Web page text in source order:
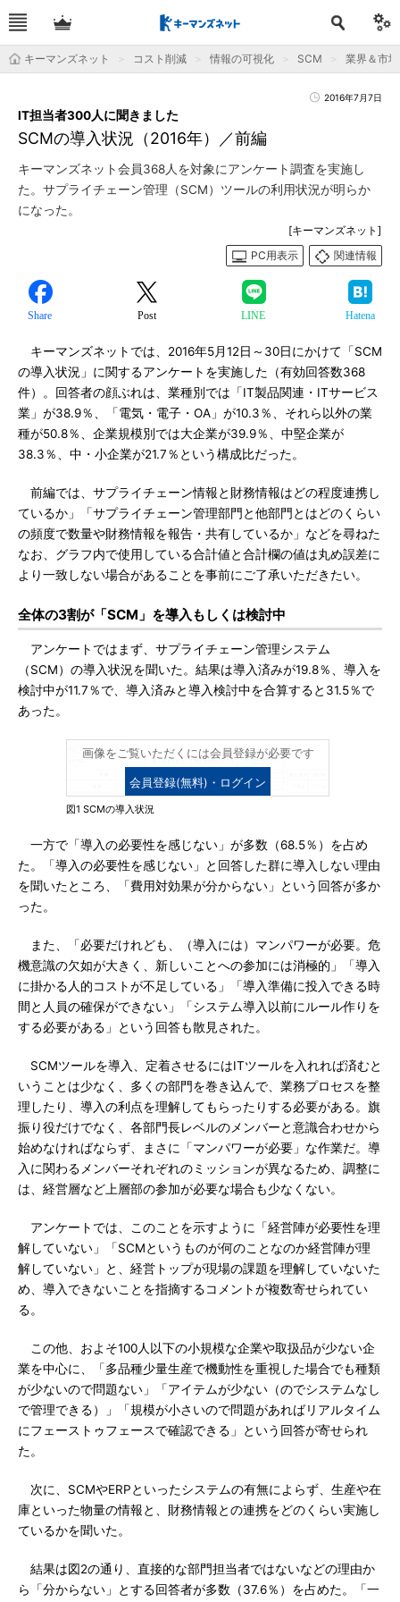
キーマンズネット コスト削減 情報の可視化 SCM 業界＆市
2016年7月7日
SCMの導入状況（2016年）／前編
IT担当者300人に聞きました
キーマンズネット会員368人を対象にアンケート調査を実施し
た。サプライチェーン管理（SCM）ツールの利用状況が明らか
になった。
[キーマンズネット]
PC用表示
関連情報
Share Post LINE Hatena
キーマンズネットでは、2016年5月12日～30日にかけて「SCM
の導入状況」に関するアンケートを実施した（有効回答数368
件）。回答者の顔ぶれは、業種別では「IT製品関連・ITサービス
業」が38.9％、「電気・電子・OA」が10.3％、それら以外の業
種が50.8％、企業規模別では大企業が39.9％、中堅企業が
38.3％、中・小企業が21.7％という構成比だった。
前編では、サプライチェーン情報と財務情報はどの程度連携し
ているか」「サプライチェーン管理部門と他部門とはどのくらい
の頻度で数量や財務情報を報告・共有しているか」などを尋ねた
なお、グラフ内で使用している合計値と合計欄の値は丸め誤差に
より一致しない場合があることを事前にご了承いただきたい。
全体の3割が「SCM」を導入もしくは検討中
アンケートではまず、サプライチェーン管理システム
（SCM）の導入状況を聞いた。結果は導入済みが19.8％、導入を
検討中が11.7％で、導入済みと導入検討中を合算すると31.5％で
あった。
画像をご覧いただくには会員登録が必要です
会員登録(無料)・ログイン
図1 SCMの導入状況
一方で「導入の必要性を感じない」が多数（68.5％）を占め
た。「導入の必要性を感じない」と回答した群に導入しない理由
を聞いたところ、「費用対効果が分からない」という回答が多か
った。
また、「必要だけれども、（導入には）マンパワーが必要。危
機意識の欠如が大きく、新しいことへの参加には消極的」「導入
に掛かる人的コストが不足している」「導入準備に投入できる時
間と人員の確保ができない」「システム導入以前にルール作りを
する必要がある」という回答も散見された。
SCMツールを導入、定着させるにはITツールを入れれば済むと
いうことは少なく、多くの部門を巻き込んで、業務プロセスを整
理したり、導入の利点を理解してもらったりする必要がある。旗
振り役だけでなく、各部門長レベルのメンバーと意識合わせから
始めなければならず、まさに「マンパワーが必要」な作業だ。導
入に関わるメンバーそれぞれのミッションが異なるため、調整に
は、経営層など上層部の参加が必要な場合も少なくない。
アンケートでは、このことを示すように「経営陣が必要性を理
解していない」「SCMというものが何のことなのか経営陣が理
解していない」と、経営トップが現場の課題を理解していないた
め、導入できないことを指摘するコメントが複数寄せられてい
る。
この他、およそ100人以下の小規模な企業や取扱品が少ない企
業を中心に、「多品種少量生産で機動性を重視した場合でも種類
が少ないので問題ない」「アイテムが少ない（のでシステムなし
で管理できる）」「規模が小さいので問題があればリアルタイム
にフェーストゥフェースで確認できる」という回答が寄せられ
た。
次に、SCMやERPといったシステムの有無によらず、生産や在
庫といった物量の情報と、財務情報との連携をどのくらい実施し
ているかを聞いた。
結果は図2の通り、直接的な部門担当者ではないなどの理由か
ら「分からない」とする回答者が多数（37.6％）を占めた。「一